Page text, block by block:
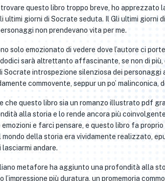
questo libro troppo breve, ho apprezzato
ultimi giorni di Socrate seduta. Il Gli ultimi giorni
non prendevano vita per me.
solo emozionato di vedere dove l’autore ci
sarà altrettanto affascinante, se non di
Socrate introspezione silenziosa dei personaggi
commovente, seppur un po’ malinconica,
che questo libro sia un romanzo illustrato pdf
alla storia e lo rende ancora più
e farci pensare, e questo libro fa
della storia era vividamente realizzato,
andare.
metafore ha aggiunto una profondità alla
più duratura, un promemoria